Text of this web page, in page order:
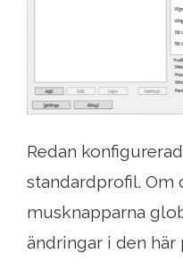
Redan
standardprofil. Om
musknapparna
ändringar i den här